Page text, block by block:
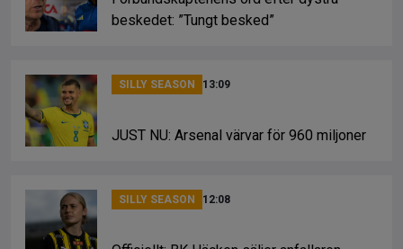
beskedet: ”Tungt besked”
SILLY SEASON 13:09
JUST NU: Arsenal värvar för 960 miljoner
SILLY SEASON 12:08